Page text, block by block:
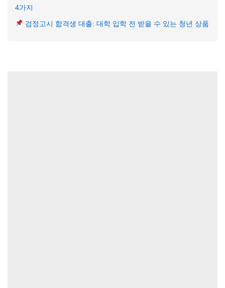
4가지
검정고시 합격생 대출: 대학 입학 전 받을 수 있는 청년 상품